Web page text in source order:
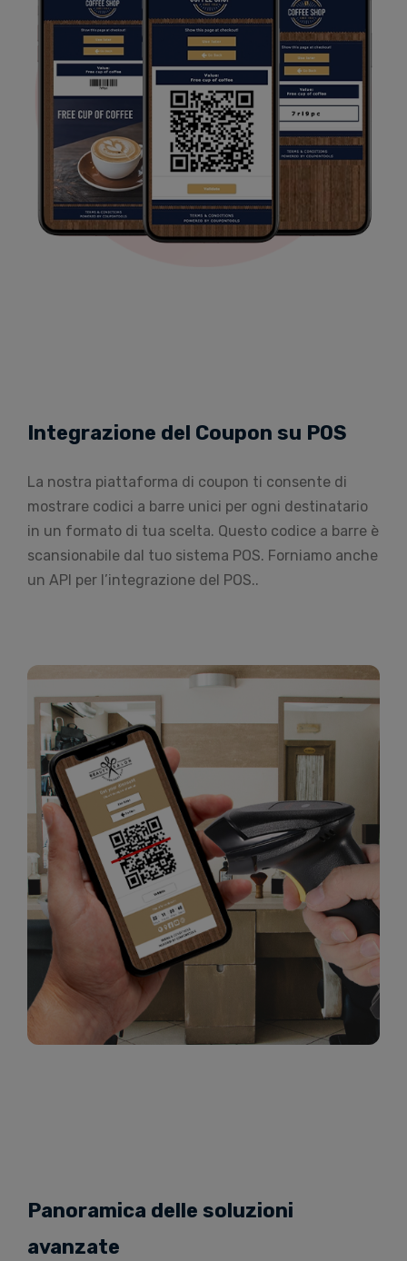
Integrazione del Coupon su POS
La nostra piattaforma di coupon ti consente di
mostrare codici a barre unici per ogni destinatario
in un formato di tua scelta. Questo codice a barre è
scansionabile dal tuo sistema POS. Forniamo anche
un API per l’integrazione del POS..
Panoramica delle soluzioni
avanzate